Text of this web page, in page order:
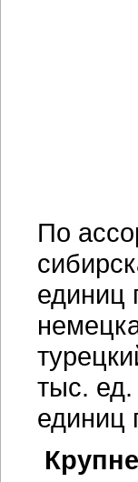
По
единиц
тыс.
единиц